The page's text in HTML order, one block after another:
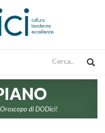
di DODici!